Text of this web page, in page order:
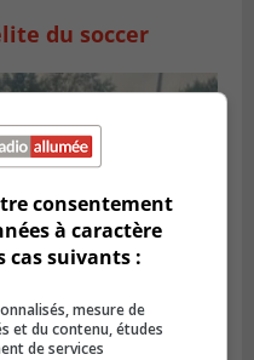
du soccer
consentement
à caractère
cas suivants :
mesure de
et du contenu, études
de services